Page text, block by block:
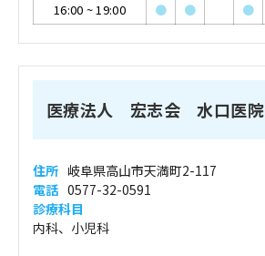
16:00 ~19:00 ● ● ●
医療法人 宏志会 水口医院
住所 岐阜県高山市天満町2-117
電話 0577-32-0591
診療科目
内科、小児科